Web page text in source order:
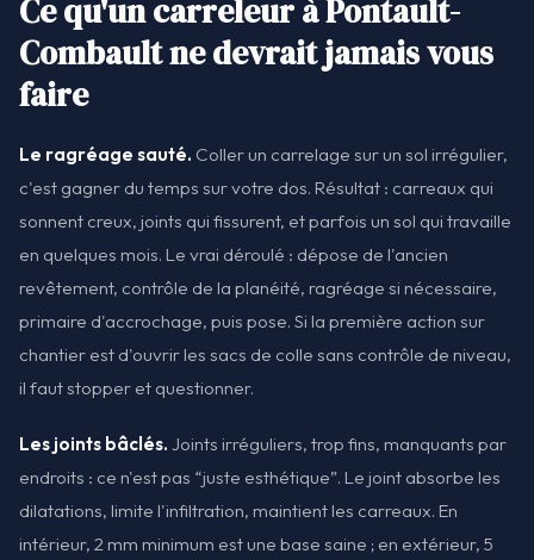
Ce qu'un carreleur à Pontault-
Combault ne devrait jamais vous
faire
Le ragréage sauté. Coller un carrelage sur un sol irrégulier,
c'est gagner du temps sur votre dos. Résultat : carreaux qui
sonnent creux, joints qui fissurent, et parfois un sol qui travaille
en quelques mois. Le vrai déroulé : dépose de l'ancien
revêtement, contrôle de la planéité, ragréage si nécessaire,
primaire d'accrochage, puis pose. Si la première action sur
chantier est d'ouvrir les sacs de colle sans contrôle de niveau,
il faut stopper et questionner.
Les joints bâclés. Joints irréguliers, trop fins, manquants par
endroits : ce n'est pas “juste esthétique”. Le joint absorbe les
dilatations, limite l'infiltration, maintient les carreaux. En
intérieur, 2 mm minimum est une base saine ; en extérieur, 5